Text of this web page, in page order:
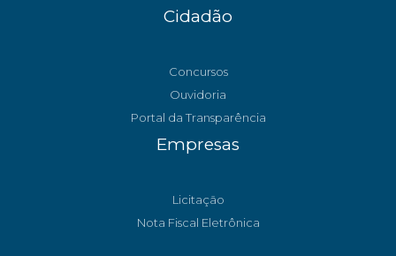
Cidadão
Concursos
Ouvidoria
Portal da Transparência
Empresas
Licitação
Nota Fiscal Eletrônica